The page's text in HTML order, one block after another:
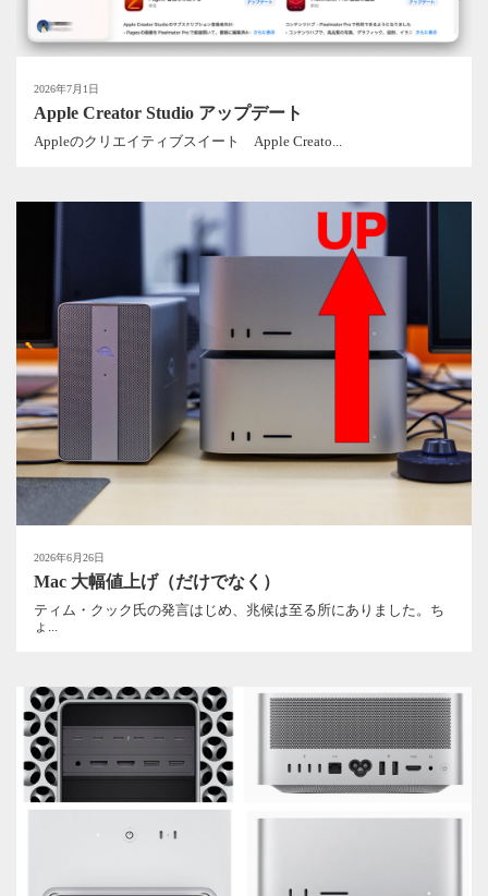
2026年7月1日
Apple Creator Studio アップデート
Appleのクリエイティブスイート Apple Creato...
2026年6月26日
Mac 大幅値上げ（だけでなく）
ティム・クック氏の発言はじめ、兆候は至る所にありました。ち
ょ...